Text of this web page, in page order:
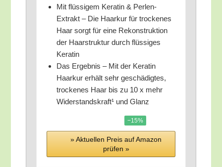
Mit flüs­si­gem Kera­tin & Per­len-
Extrakt – Die Haar­kur für tro­cke­nes
Haar sorgt für eine Rekon­struk­ti­on
der Haar­struk­tur durch flüs­si­ges
Keratin
Das Ergeb­nis – Mit der Kera­tin
Haar­kur erhält sehr geschä­dig­tes,
tro­cke­nes Haar bis zu 10 x mehr
Wider­stands­kraft¹ und Glanz
−15%
» Aktu­el­len Preis auf Ama­zon
prü­fen »